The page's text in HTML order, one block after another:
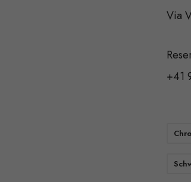
Via
+41